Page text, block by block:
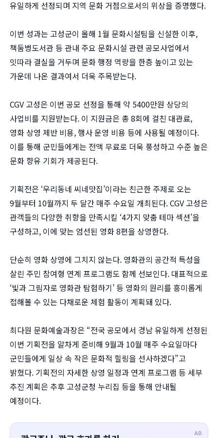
유일하게 선정되며 지역 문화 거점으로서의 위상을 증명했다.
이번 성과는 고성군이 올해 1월 문화시설팀을 신설한 이후,
책둠벙도서관 등 관내 주요 문화시설 관련 공모사업에서
잇따라 결실을 거두며 문화 행정 역량을 한층 높이고 있는
가운데 나온 결과여서 더욱 주목받는다.
CGV 고성은 이번 공모 선정을 통해 약 5400만원 상당의
사업비를 지원받는다. 이 지원금은 총 8회에 걸친 대관료,
영화 상영 제반 비용, 행사 운영 비용 등에 사용될 예정이다.
이를 통해 군민들에게는 전액 무료로 더욱 풍성하고 수준 높은
문화 향유 기회가 제공된다.
기획전은 ‘우리동네 씨네맛집’이라는 친근한 주제로 오는
9월부터 10월까지 두 달간 매주 수요일 개최된다. CGV 고성은
관객들의 다양한 취향을 만족시킬 ‘4가지 맞춤 테마 섹션’을
구성하고, 이에 맞는 엄선된 영화 8편을 상영한다.
단순히 영화 상영에 그치지 않는다. 영화관의 공간적 특성을
살린 주민 참여형 연계 프로그램도 함께 선보인다. 대표적으로
‘빛과 그림자로 영화관 탐험하기’ 등 영화의 원리를 흥미롭게
접해볼 수 있는 다채로운 체험 활동이 계획돼 있다.
최다원 문화예술과장은 “전국 공모에서 경남 유일하게 선정된
이번 기획전을 알차게 준비해 9월과 10월 매주 수요일마다
군민들에게 일상 속 작은 문화적 힐링을 선사하겠다”고
밝혔다. 기획전의 자세한 상영 일정과 연계 프로그램 등 세부
추진 계획은 추후 고성군청 누리집 등을 통해 안내될
예정이다.
AD